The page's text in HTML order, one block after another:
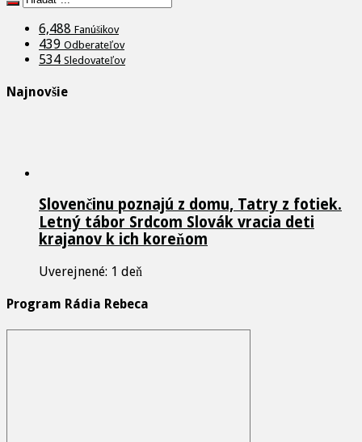
6,488 Fanúšikov
439 Odberateľov
534 Sledovateľov
Najnovšie
Slovenčinu poznajú z domu, Tatry z fotiek.
Letný tábor Srdcom Slovák vracia deti
krajanov k ich koreňom
Uverejnené: 1 deň
Program Rádia Rebeca